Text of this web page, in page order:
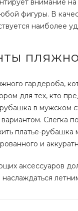
внимание
фигуры. В
гардероба,
для тех, кто
в мужском
Слегка
платье-
и
аксессуаров